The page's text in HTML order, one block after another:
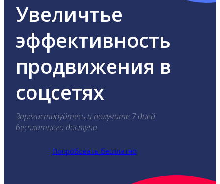
Увеличтье
эффективность
продвижения в
соцсетях
Зарегистируйтесь и получите 7 дней
бесплатного доступа.
Попробовать бесплатно